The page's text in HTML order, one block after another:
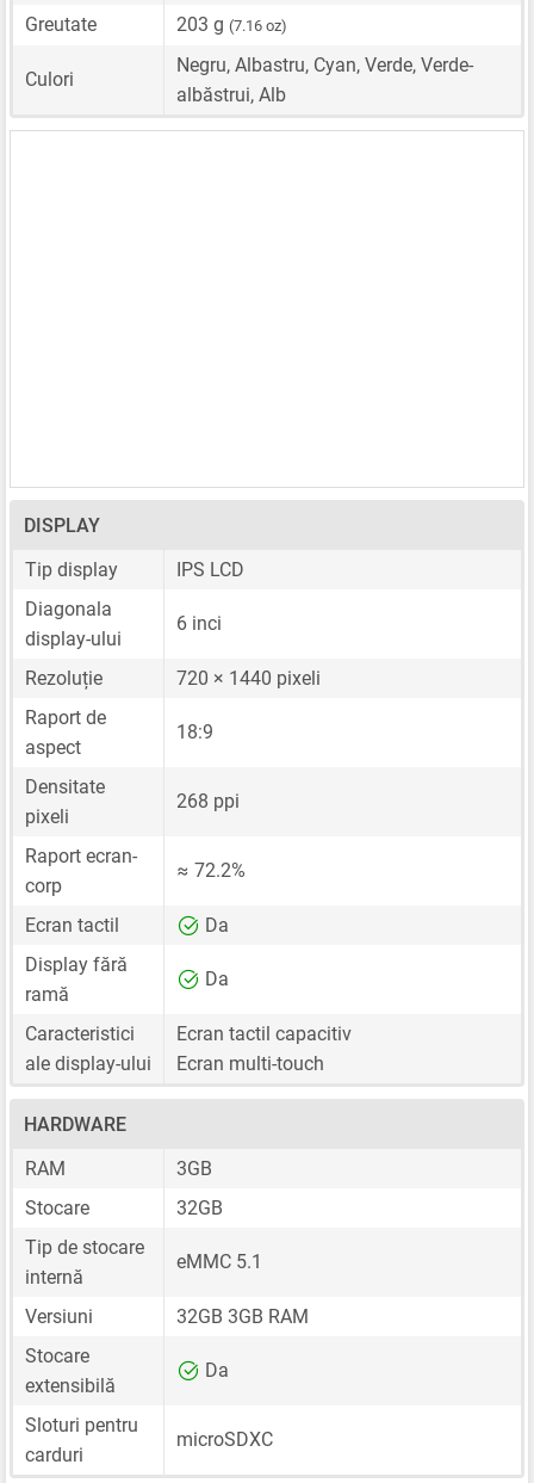
Greutate 203 g (7.16 oz)
Culori
Negru, Albastru, Cyan, Verde, Verde-
albăstrui, Alb
DISPLAY
Tip display
IPS LCD
Diagonala
display-ului
6 inci
Rezoluție
720 × 1440 pixeli
Raport de
aspect
18:9
Densitate
pixeli
268 ppi
Raport ecran-
corp
≈ 72.2%
Ecran tactil
Da
Display fără
ramă
Da
Caracteristici
ale display-ului
Ecran tactil capacitiv
Ecran multi-touch
HARDWARE
RAM
3GB
Stocare
32GB
Tip de stocare
internă
eMMC 5.1
Versiuni
32GB 3GB RAM
Stocare
extensibilă
Da
Sloturi pentru
carduri
microSDXC